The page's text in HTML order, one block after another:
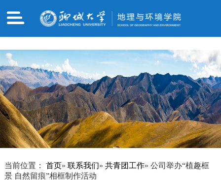
哈哈体育·(haha)十年运营,信誉无忧
当前位置： 首页» 联系我们» 共青团工作» 公司举办“植趣框
景 自然留痕”相框制作活动